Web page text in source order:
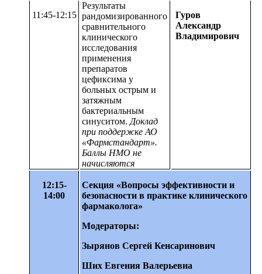
11:45-12:15
Результаты
рандомизированного
сравнительного
клинического
исследования
применения
препаратов
цефиксима у
больных острым и
затяжным
бактериальным
синуситом. Доклад
при поддержке АО
«Фармстандарт».
Баллы НМО не
начисляются
Гуров
Александр
Владимирович
12:15-
14:00
Секция «Вопросы эффективности и
безопасности в практике клинического
фармаколога»
Модераторы:
Зырянов Сергей Кенсаринович
Ших Евгения Валерьевна